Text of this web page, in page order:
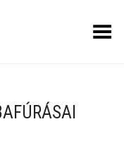
Toggle Menu